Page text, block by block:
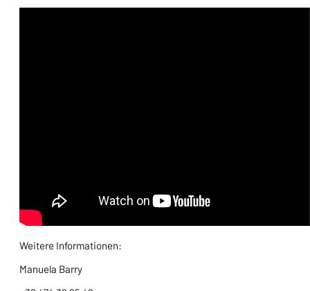
Weitere Informationen:
Manuela Barry